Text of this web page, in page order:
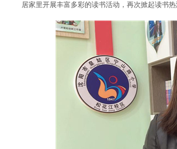
居家里开展丰富多彩的读书活动，再次掀起读书